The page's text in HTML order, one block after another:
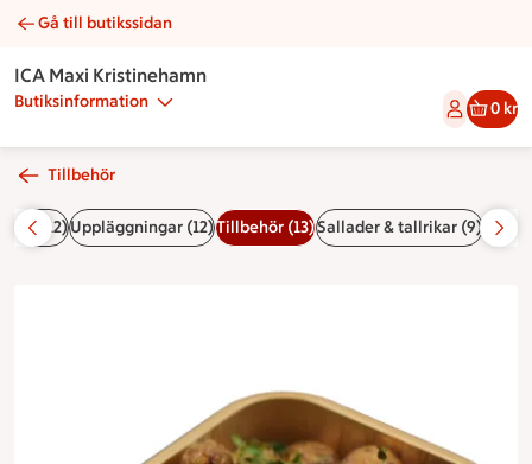
Rostad potatis | Catering ICA Maxi Kristinehamn
Gå till butikssidan
ICA Maxi Kristinehamn
Butiksinformation 0 kr
Tillbehör
(12)Uppläggningar (12)Tillbehör (13)Sallader & tallrikar (9)